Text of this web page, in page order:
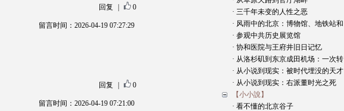
回复 0
留言时间：2026-04-19 07:27:29
回复 0
留言时间：2026-04-19 07:21:00
· 三千年未变的人性之恶
· 风雨中的北京：博物馆、地铁站和
· 参观中共历史展览馆
· 协和医院与王府井旧日记忆
· 从洛杉矶到东京成田机场：一次转
· 从小说到现实：被时代埋没的天才
· 从小说到现实：右派董时光之死
【小小說】
· 看不懂的北京谷子